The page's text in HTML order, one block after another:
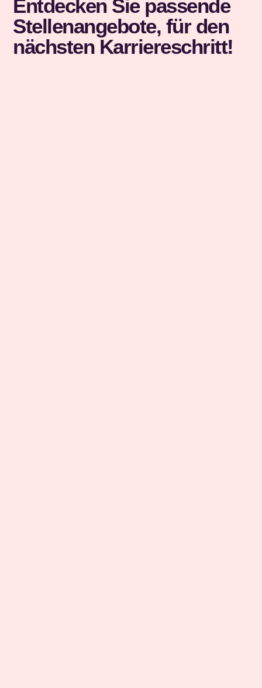
Entdecken Sie passende
Stellenangebote, für den
nächsten Karriereschritt!